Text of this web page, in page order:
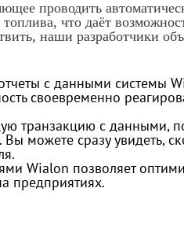
проводить
что даёт
наши разработчики
с данными системы
своевременно
транзакцию с данными,
можете сразу увидеть,
Wialon позволяет
предприятиях.